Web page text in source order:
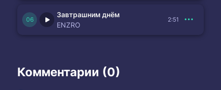
Завтрашним днём
ENZRO
2:51
Комментарии (0)